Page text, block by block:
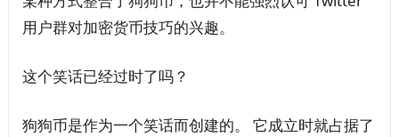
用户群对加密货币技巧的兴趣。
这个笑话已经过时了吗？
狗狗币是作为一个笑话而创建的。 它成立时就占据了